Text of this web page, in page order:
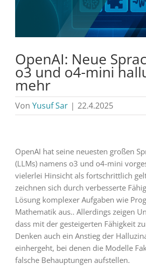
OpenAI: Neue
o3 und o4-mini
mehr
Von Yusuf Sar | 22.4.2025
OpenAI hat seine neuesten großen
(LLMs) namens o3 und o4-mini
vielerlei Hinsicht als fortschrittlich
zeichnen sich durch verbesserte
Lösung komplexer Aufgaben wie
Mathematik aus.. Allerdings zeigen
dass mit der gesteigerten Fähigkeit
Denken auch ein Anstieg der
einhergeht, bei denen die Modelle
falsche Behauptungen aufstellen.